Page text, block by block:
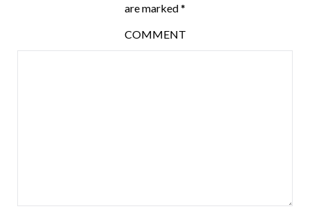
are marked*
COMMENT